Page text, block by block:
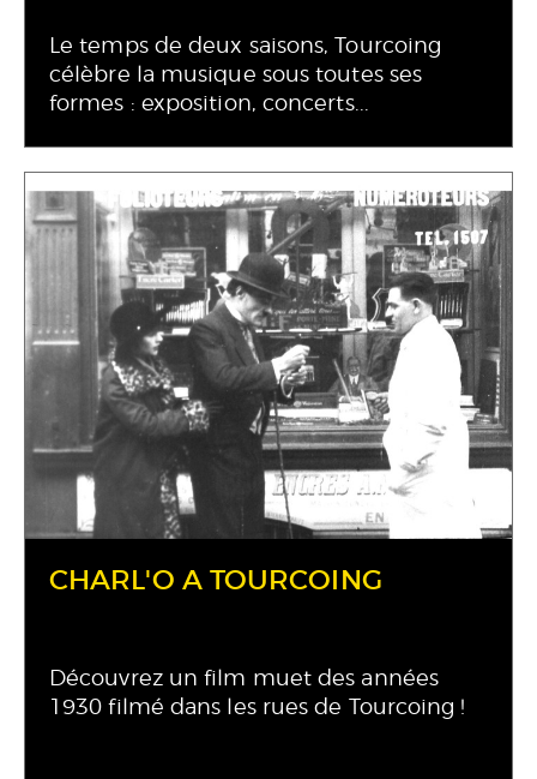
Le temps de deux saisons, Tourcoing
célèbre la musique sous toutes ses
formes : exposition, concerts...
CHARL'O A TOURCOING
Découvrez un film muet des années
1930 filmé dans les rues de Tourcoing !